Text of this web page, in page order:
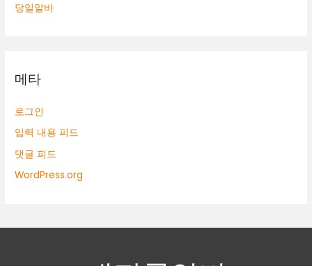
당일알바
메타
로그인
입력 내용 피드
댓글 피드
WordPress.org